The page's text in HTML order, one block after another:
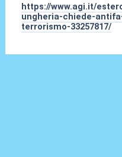
https://www.agi.it/
ungheria-chiede-
terrorismo-33257817/